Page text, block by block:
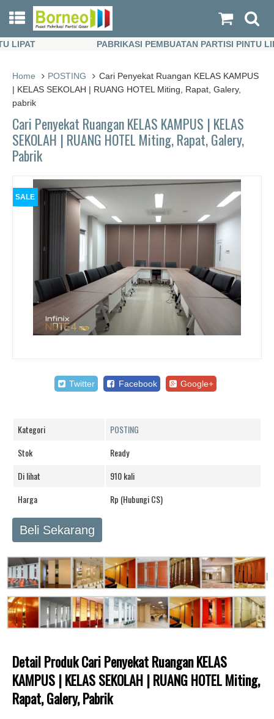
PABRIKASI PEMBUATAN PARTISI PINTU LIPAT
Home
POSTING
Cari Penyekat Ruangan KELAS KAMPUS
| KELAS SEKOLAH | RUANG HOTEL Miting, Rapat, Galery,
pabrik
Cari Penyekat Ruangan KELAS KAMPUS | KELAS
SEKOLAH | RUANG HOTEL Miting, Rapat, Galery,
Pabrik
SALE
Twitter Facebook Google+
Kategori
POSTING
Stok
Ready
Di lihat
910 kali
Harga
Rp (Hubungi CS)
Beli Sekarang
Detail Produk Cari Penyekat Ruangan KELAS
KAMPUS | KELAS SEKOLAH | RUANG HOTEL Miting,
Rapat, Galery, Pabrik